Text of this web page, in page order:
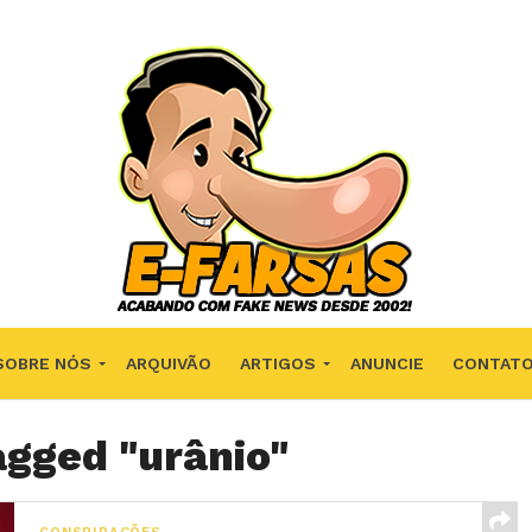
NÓS ARQUIVÃO ARTIGOS ANUNCIE CONTATO
"urânio"